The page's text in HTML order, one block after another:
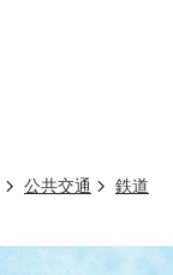
公共交通
鉄道